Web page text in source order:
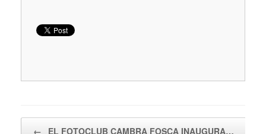
← EL FOTOCLUB CAMBRA FOSCA INAUGURA…